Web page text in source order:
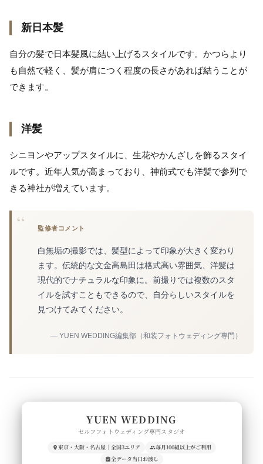
新日本髪
自分の髪で日本髪風に結い上げるスタイルです。かつらより
も自然で軽く、髪が肩につく程度の長さがあれば結うことが
できます。
洋髪
シニヨンやアップスタイルに、生花やかんざしを飾るスタイ
ルです。近年人気が高まっており、神前式でも洋髪で参列で
きる神社が増えています。
監修者コメント
白無垢の撮影では、髪型によって印象が大きく変わり
ます。伝統的な文金高島田は格式高い雰囲気、洋髪は
現代的でナチュラルな印象に。前撮りでは複数のスタ
イルを試すこともできるので、自分らしいスタイルを
見つけてみてください。
— YUEN WEDDING編集部（和装フォトウェディング専門）
YUEN WEDDING
セルフフォトウェディング専門スタジオ
東京・大阪・名古屋｜全国3エリア
毎月100組以上がご利用
全データ当日お渡し